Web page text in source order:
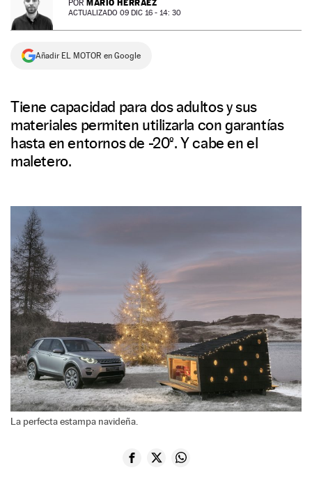
NEWSLETTER
SÍGUENOS
POR MARIO HERRÁEZ
ACTUALIZADO 09 DIC 16 - 14: 30
Añadir EL MOTOR en Google
Tiene capacidad para dos adultos y sus
materiales permiten utilizarla con garantías
hasta en entornos de -20º. Y cabe en el
maletero.
La perfecta estampa navideña.